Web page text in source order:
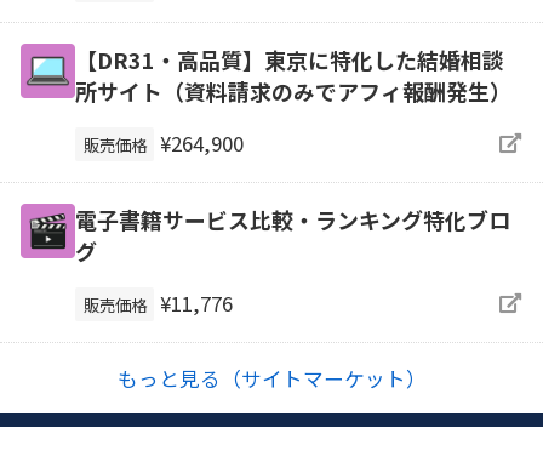
【DR31・高品質】東京に特化した結婚相談
所サイト（資料請求のみでアフィ報酬発生）
販売価格 ¥264,900
電子書籍サービス比較・ランキング特化ブロ
グ
販売価格 ¥11,776
もっと見る（サイトマーケット）